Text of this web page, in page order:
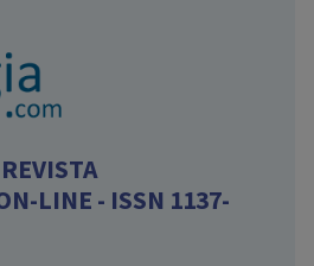
más adecuado a las
LINE - ISSN 1137-